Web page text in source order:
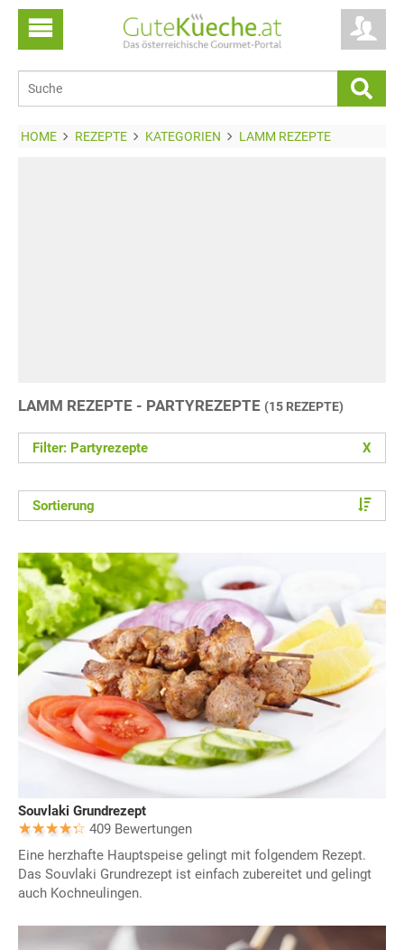
HOME REZEPTE KATEGORIEN LAMM REZEPTE
LAMM REZEPTE - PARTYREZEPTE (15 REZEPTE)
Filter: Partyrezepte X
Sortierung
Souvlaki Grundrezept
409 Bewertungen
Eine herzhafte Hauptspeise gelingt mit folgendem Rezept.
Das Souvlaki Grundrezept ist einfach zubereitet und gelingt
auch Kochneulingen.